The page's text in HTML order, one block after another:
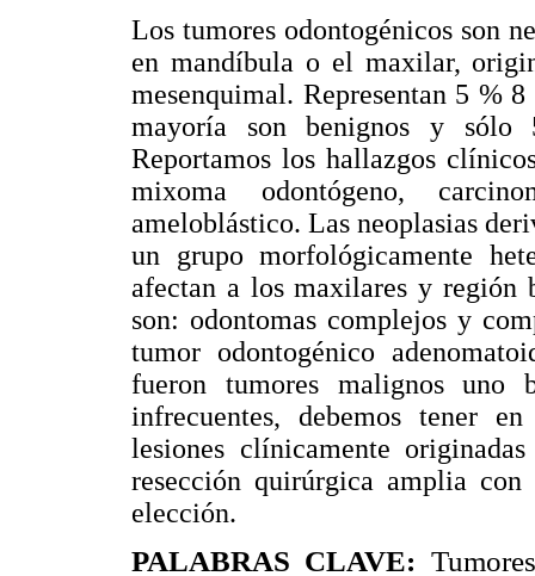
Los tumores odontogénicos son
en mandíbula o el maxilar,
mesenquimal. Representan 5 %
mayoría son benignos y sólo
Reportamos los hallazgos
mixoma odontógeno,
ameloblástico. Las neoplasias
un grupo morfológicamente
afectan a los maxilares y región
son: odontomas complejos y
tumor odontogénico
fueron tumores malignos uno
infrecuentes, debemos tener
lesiones clínicamente
resección quirúrgica amplia con
elección.
PALABRAS CLAVE: